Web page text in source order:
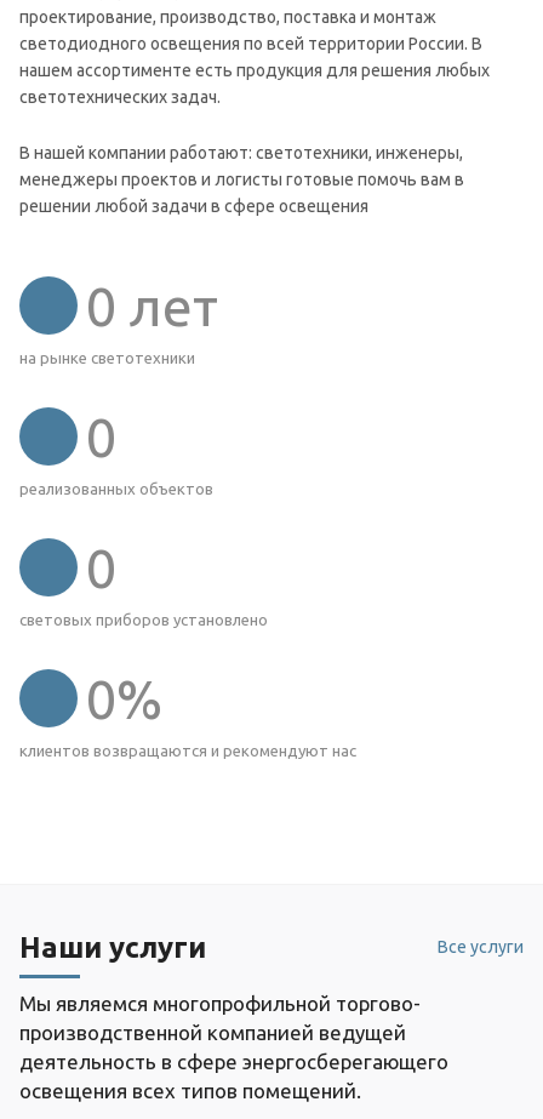
проектирование, производство, поставка и монтаж
светодиодного освещения по всей территории России. В
нашем ассортименте есть продукция для решения любых
светотехнических задач.
В нашей компании работают: светотехники, инженеры,
менеджеры проектов и логисты готовые помочь вам в
решении любой задачи в сфере освещения
0 лет
на рынке светотехники
0
реализованных объектов
0
световых приборов установлено
0%
клиентов возвращаются и рекомендуют нас
Все услуги
Наши услуги
Мы являемся многопрофильной торгово-
производственной компанией ведущей
деятельность в сфере энергосберегающего
освещения всех типов помещений.